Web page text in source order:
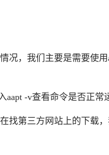
况，我们主要是需要使用
aapt -v查看命令是否正常
找第三方网站上的下载